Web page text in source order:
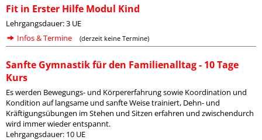
Fit in Erster Hilfe Modul Kind
Lehrgangsdauer: 3 UE
Infos & Termine
(derzeit keine Termine)
Sanfte Gymnastik für den Familienalltag - 10 Tage
Kurs
Es werden Bewegungs- und Körpererfahrung sowie Koordination und
Kondition auf langsame und sanfte Weise trainiert, Dehn- und
Kräftigungsübungen im Stehen und Sitzen erfahren und zwischendurch
wird immer wieder entspannt.
Lehrgangsdauer: 10 UE